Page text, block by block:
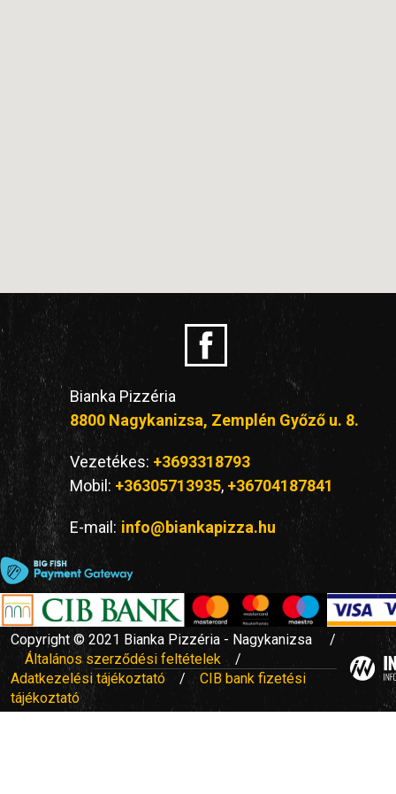
Bianka Pizzéria
8800 Nagykanizsa, Zemplén Győző u. 8.
Vezetékes: +3693318793
Mobil: +36305713935, +36704187841
E-mail: info@biankapizza.hu
Copyright © 2021 Bianka Pizzéria - Nagykanizsa /
Általános szerződési feltételek /
Adatkezelési tájékoztató/ CIB bank fizetési
tájékoztató